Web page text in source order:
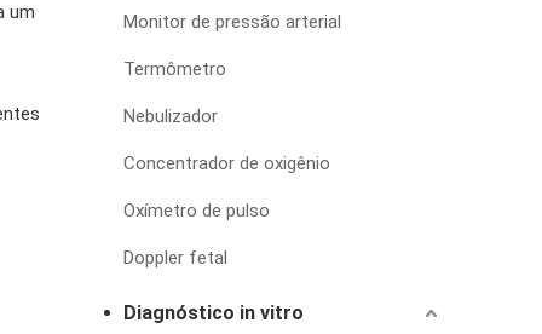
um
Monitor de pressão arterial
Termômetro
Nebulizador
Concentrador de oxigênio
Oxímetro de pulso
Doppler fetal
Diagnóstico in vitro